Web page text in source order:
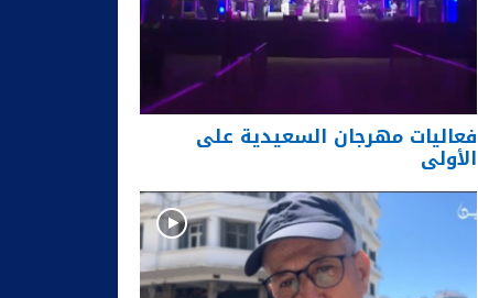
فعاليات مهرجان السعيدية على
الأولى